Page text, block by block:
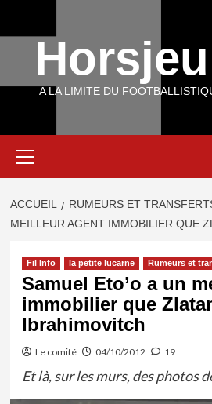
A LA LIMITE DU
principal
ACCUEIL RUMEURS ET
MEILLEUR AGENT IMMOBILIER QUE
Fil Info la petite lucarne Rumeurs et
Samuel Eto’o a un
immobilier que
Ibrahimovitch
Le comité 04/10/2012 19
Et là, sur les murs, des photos